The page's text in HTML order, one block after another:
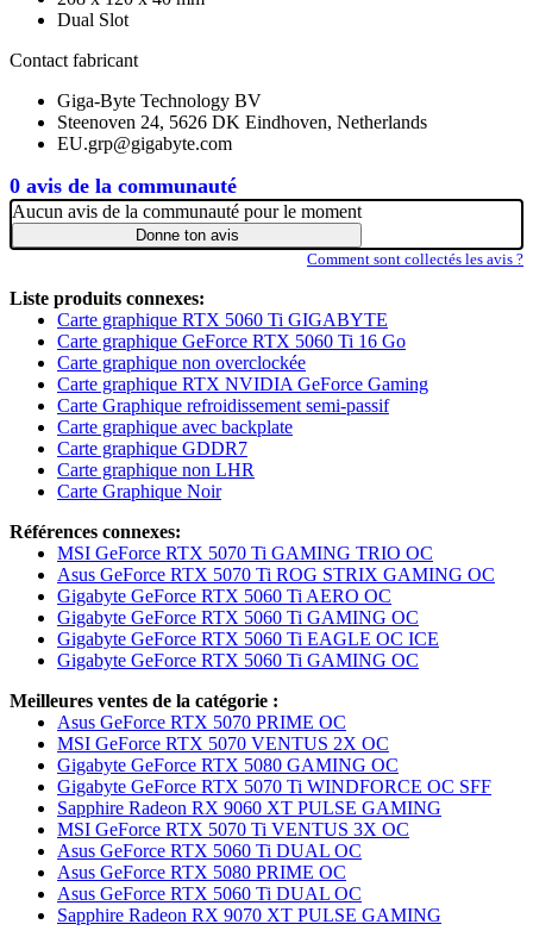
0 avis de la communauté
Dual Slot
Contact fabricant
Giga-Byte Technology BV
Steenoven 24, 5626 DK Eindhoven, Netherlands
EU.grp@gigabyte.com
Aucun avis de la communauté pour le moment
Donne ton avis
Comment sont collectés les avis ?
Liste produits connexes:
Carte graphique RTX 5060 Ti GIGABYTE
Carte graphique GeForce RTX 5060 Ti 16 Go
Carte graphique non overclockée
Carte graphique RTX NVIDIA GeForce Gaming
Carte Graphique refroidissement semi-passif
Carte graphique avec backplate
Carte graphique GDDR7
Carte graphique non LHR
Carte Graphique Noir
Références connexes:
MSI GeForce RTX 5070 Ti GAMING TRIO OC
Asus GeForce RTX 5070 Ti ROG STRIX GAMING OC
Gigabyte GeForce RTX 5060 Ti AERO OC
Gigabyte GeForce RTX 5060 Ti GAMING OC
Gigabyte GeForce RTX 5060 Ti EAGLE OC ICE
Gigabyte GeForce RTX 5060 Ti GAMING OC
Meilleures ventes de la catégorie :
Asus GeForce RTX 5070 PRIME OC
MSI GeForce RTX 5070 VENTUS 2X OC
Gigabyte GeForce RTX 5080 GAMING OC
Gigabyte GeForce RTX 5070 Ti WINDFORCE OC SFF
Sapphire Radeon RX 9060 XT PULSE GAMING
MSI GeForce RTX 5070 Ti VENTUS 3X OC
Asus GeForce RTX 5060 Ti DUAL OC
Asus GeForce RTX 5080 PRIME OC
Asus GeForce RTX 5060 Ti DUAL OC
Sapphire Radeon RX 9070 XT PULSE GAMING